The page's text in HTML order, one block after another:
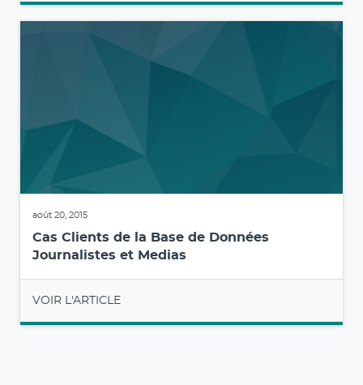
août 20, 2015
Cas Clients de la Base de Données
Journalistes et Medias
VOIR L'ARTICLE